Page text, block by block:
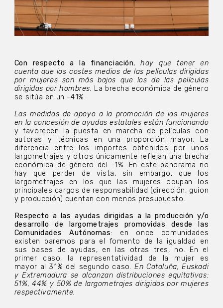
Con respecto a la financiación,hay que tener en
cuenta que los costes medios de las películas dirigidas
por mujeres son más bajos que los de las películas
dirigidas por hombres. La brecha económica de género
se sitúa en un -41%.
Las medidas de apoyo a la promoción de las mujeres
en la concesión de ayudas estatales están funcionando
y favorecen la puesta en marcha de películas con
autoras y técnicas en una proporción mayor. La
diferencia entre los importes obtenidos por unos
largometrajes y otros únicamente reflejan una brecha
económica de género del -1%. En este panorama no
hay que perder de vista, sin embargo, que los
largometrajes en los que las mujeres ocupan los
principales cargos de responsabilidad (dirección, guion
y producción) cuentan con menos presupuesto.
Respecto a las ayudas dirigidas a la producción y/o
desarrollo de largometrajes promovidas desde las
Comunidades Autónomas: en once comunidades
existen baremos para el fomento de la igualdad en
sus bases de ayudas, en las otras tres, no. En el
primer caso, la representatividad de la mujer es
mayor al 31% del segundo caso.En Cataluña, Euskadi
y Extremadura se alcanzan distribuciones equitativas:
51%, 44% y 50% de largometrajes dirigidos por mujeres
respectivamente.